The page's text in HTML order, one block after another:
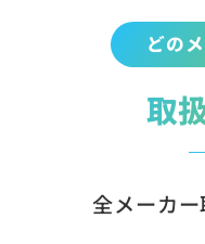
どの
取
全メーカー